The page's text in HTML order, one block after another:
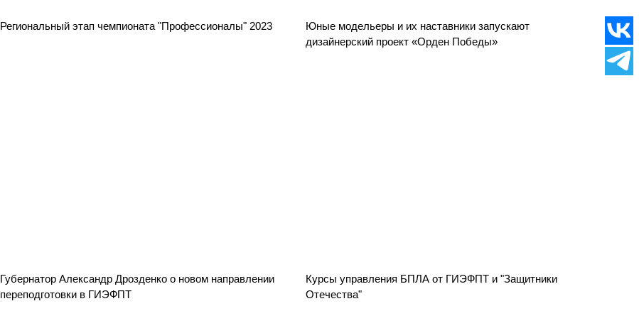
Региональный этап чемпионата "Профессионалы" 2023
Юные модельеры и их наставники запускают
дизайнерский проект «Орден Победы»
Губернатор Александр Дрозденко о новом направлении
переподготовки в ГИЭФПТ
Курсы управления БПЛА от ГИЭФПТ и "Защитники
Отечества"